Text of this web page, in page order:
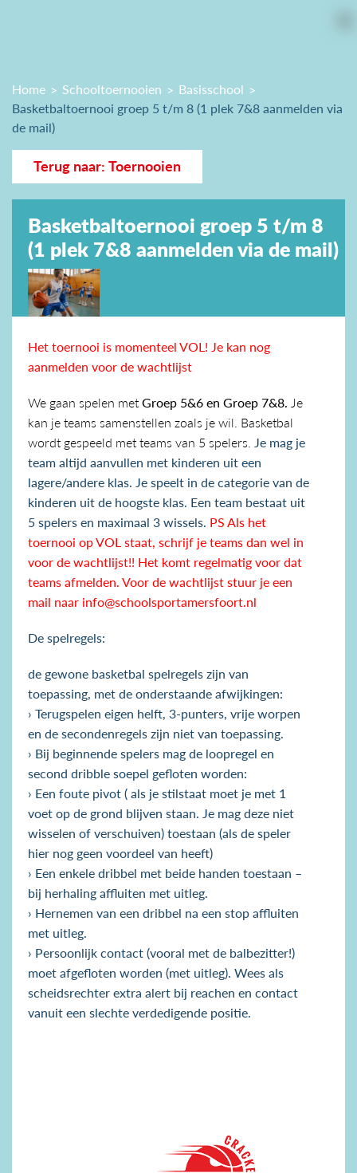
Home Schooltoernooien
Basisschool
Basketbaltoernooi groep 5 t/m 8 (1 plek 7&8 aanmelden via
de mail)
Terug naar: Toernooien
Basketbaltoernooi groep 5 t/m 8
(1 plek 7&8 aanmelden via de mail)
Het toernooi is momenteel VOL! Je kan nog
aanmelden voor de wachtlijst
We gaan spelen met Groep 5&6 en Groep 7&8. Je
kan je teams samenstellen zoals je wil. Basketbal
wordt gespeeld met teams van 5 spelers. Je mag je
team altijd aanvullen met kinderen uit een
lagere/andere klas. Je speelt in de categorie van de
kinderen uit de hoogste klas. Een team bestaat uit
5 spelers en maximaal 3 wissels. PS Als het
toernooi op VOL staat, schrijf je teams dan wel in
voor de wachtlijst!! Het komt regelmatig voor dat
teams afmelden. Voor de wachtlijst stuur je een
mail naar info@schoolsportamersfoort.nl
De spelregels:
de gewone basketbal spelregels zijn van
toepassing, met de onderstaande afwijkingen:
› Terugspelen eigen helft, 3-punters, vrije worpen
en de secondenregels zijn niet van toepassing.
› Bij beginnende spelers mag de loopregel en
second dribble soepel gefloten worden:
› Een foute pivot ( als je stilstaat moet je met 1
voet op de grond blijven staan. Je mag deze niet
wisselen of verschuiven) toestaan (als de speler
hier nog geen voordeel van heeft)
› Een enkele dribbel met beide handen toestaan –
bij herhaling affluiten met uitleg.
› Hernemen van een dribbel na een stop affluiten
met uitleg.
› Persoonlijk contact (vooral met de balbezitter!)
moet afgefloten worden (met uitleg). Wees als
scheidsrechter extra alert bij reachen en contact
vanuit een slechte verdedigende positie.